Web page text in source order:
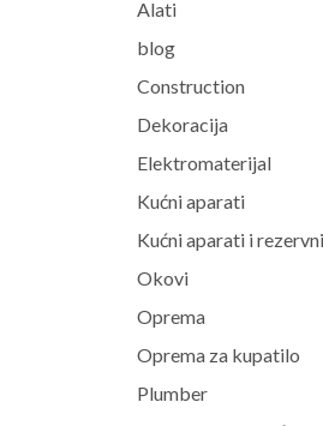
Alati
blog
Construction
Dekoracija
Elektromaterijal
Kućni aparati
Kućni aparati i
Okovi
Oprema
Oprema za kupatilo
Plumber